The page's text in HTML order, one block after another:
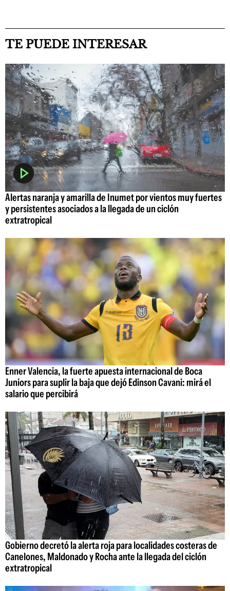
TE PUEDE INTERESAR
Alertas naranja y amarilla de Inumet por vientos muy fuertes
y persistentes asociados a la llegada de un ciclón
extratropical
Enner Valencia, la fuerte apuesta internacional de Boca
Juniors para suplir la baja que dejó Edinson Cavani: mirá el
salario que percibirá
Gobierno decretó la alerta roja para localidades costeras de
Canelones, Maldonado y Rocha ante la llegada del ciclón
extratropical